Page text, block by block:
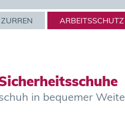
ARBEITSSCHUTZ
in bequemer Weite